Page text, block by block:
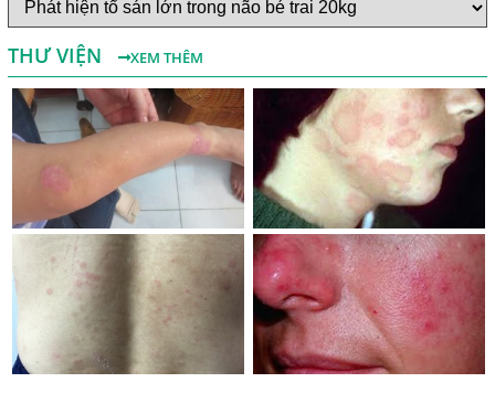
THƯ VIỆN XEM THÊM
Người
Nguyên Nhân Và Tác Hại Của Bệnh Giun Chỉ Bạch Huyết
Chẩn Đoán Và Điều Trị Bệnh Echinococcus
Những Điều Cần Biết Về Giun Hình Ống
Chẩn Đoán Và Điều Trị Bệnh Amip Ở Não
Bệnh Sán Chó Dấu Hiệu Nhận Biết Và Thời Gian Trị Bệnh
Sán Chó
Trị Bệnh Sán Chó Có Khỏi Bệnh Ngứa Da Không?
TRIỆU CHỨNG GIUN SÁN CHÓ MÈO
Khi Trẻ Bị Dị Ứng Da Cần Làm Xét Nghiệm Gì Tìm Nguyên
Nhân Dị Ứng Da